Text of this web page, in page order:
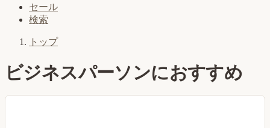
セール
検索
トップ
ビジネスパーソンにおすすめ